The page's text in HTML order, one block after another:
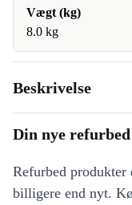
Vægt (kg)
8.0 kg
Beskrivelse
Din nye refurbed
Refurbed
billigere end nyt.